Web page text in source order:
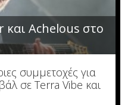
και Achelous στο
συμμετοχές για
σε Terra Vibe και